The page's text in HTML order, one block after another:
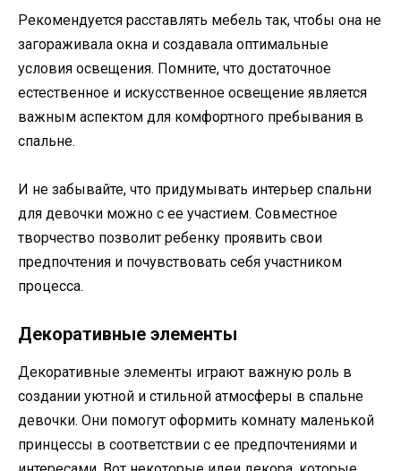
Рекомендуется расставлять мебель так, чтобы она не
загораживала окна и создавала оптимальные
условия освещения. Помните, что достаточное
естественное и искусственное освещение является
важным аспектом для комфортного пребывания в
спальне.
И не забывайте, что придумывать интерьер спальни
для девочки можно с ее участием. Совместное
творчество позволит ребенку проявить свои
предпочтения и почувствовать себя участником
процесса.
Декоративные элементы
Декоративные элементы играют важную роль в
создании уютной и стильной атмосферы в спальне
девочки. Они помогут оформить комнату маленькой
принцессы в соответствии с ее предпочтениями и